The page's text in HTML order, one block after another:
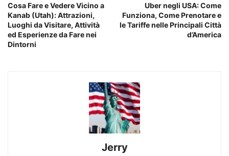
Cosa Fare e Vedere Vicino a
Kanab (Utah): Attrazioni,
Luoghi da Visitare, Attività
ed Esperienze da Fare nei
Dintorni
Uber negli USA: Come
Funziona, Come Prenotare e
le Tariffe nelle Principali Città
d’America
Jerry